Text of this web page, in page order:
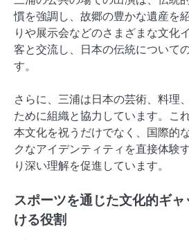
慣を強調し、故郷の豊かな遺産を
りや展示会などのさまざまな文化
客と交流し、日本の伝統について
す。
さらに、三浦は日本の芸術、料理
ために組織と協力しています。こ
本文化を祝うだけでなく、国際的
クなアイデンティティを直接体験
り深い理解を促進しています。
スポーツを通じた文化的ギ
ける役割